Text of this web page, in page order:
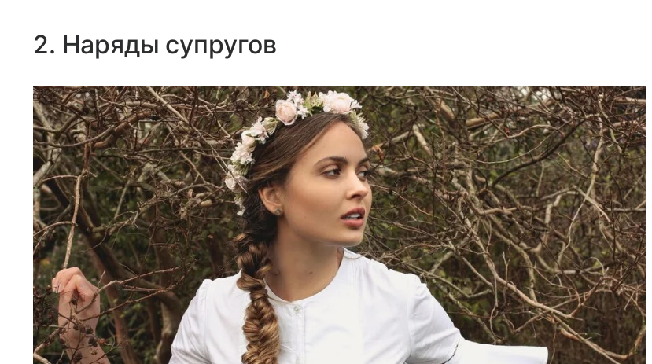
2. Наряды супругов